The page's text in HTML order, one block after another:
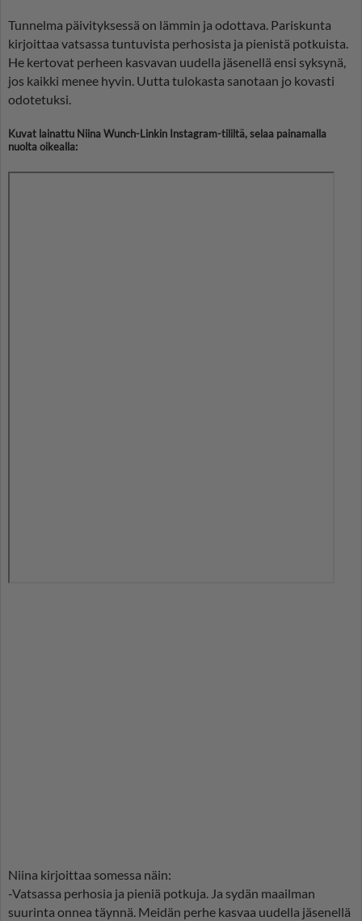
Tunnelma päivityksessä on lämmin ja odottava. Pariskunta
kirjoittaa vatsassa tuntuvista perhosista ja pienistä potkuista.
He kertovat perheen kasvavan uudella jäsenellä ensi syksynä,
jos kaikki menee hyvin. Uutta tulokasta sanotaan jo kovasti
odotetuksi.
Kuvat lainattu Niina Wunch-Linkin Instagram-tililtä, selaa painamalla
nuolta oikealla:
Niina kirjoittaa somessa näin:
-Vatsassa perhosia ja pieniä potkuja. Ja sydän maailman
suurinta onnea täynnä. Meidän perhe kasvaa uudella jäsenellä